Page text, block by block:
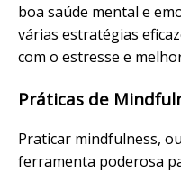
boa saúde mental e
várias estratégias
com o estresse e
Práticas de
Praticar mindfulness,
ferramenta poderosa